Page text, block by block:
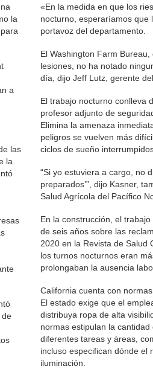
la
a
las
la
de
«En la medida en que los
nocturno, esperaríamos que
portavoz del departamento.
El Washington Farm
lesiones, no ha notado
día, dijo Jeff Lutz, gerente
El trabajo nocturno conlleva
profesor adjunto de
Elimina la amenaza
peligros se vuelven más
ciclos de sueño
“Si yo estuviera a cargo, no
preparados’”, dijo Kasner,
Salud Agrícola del Pacífico
En la construcción, el
de seis años sobre las
2020 en la Revista de Salud
los turnos nocturnos eran
prolongaban la ausencia
California cuenta con
El estado exige que el
distribuya ropa de alta
normas estipulan la
diferentes tareas y áreas,
incluso especifican dónde el
iluminación.